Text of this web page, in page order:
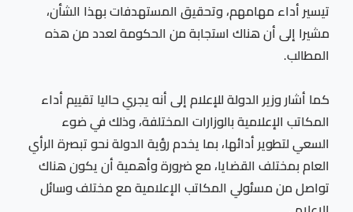
تيسير أداء مهامهم، وتحقيق المستهدفات بهذا الشأن،
مشيرا إلى أن هناك استجابة من الحكومة لعدد من هذه
المطالب.
كما أشار وزير الدولة للإعلام إلى أنه يجري حاليا تقييم أداء
المكاتب الإعلامية بالوزارات المختلفة، وذلك في ضوء
السعي لتطوير أدائها، بما يخدم رؤية الدولة نحو تبصرة الرأي
العام بمختلف القضايا، مع ضرورة وأهمية أن يكون هناك
تواصل من مسئولي المكاتب الإعلامية مع مختلف وسائل